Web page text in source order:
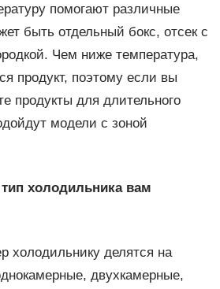
помогают различные
быть отдельный бокс, отсек с
Чем ниже температура,
продукт, поэтому если вы
продукты для длительного
модели с зоной
холодильника вам
холодильнику делятся на
двухкамерные,